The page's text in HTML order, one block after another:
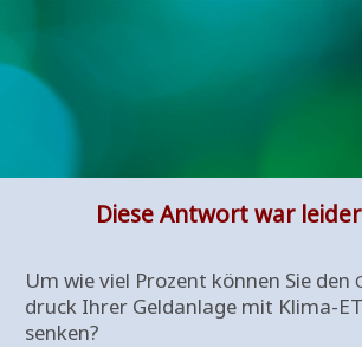
Die­se Ant­wort war
Um wie viel Pro­zent kön­nen Sie den
druck Ihrer Geld­an­la­ge mit Kli­ma-
senken?